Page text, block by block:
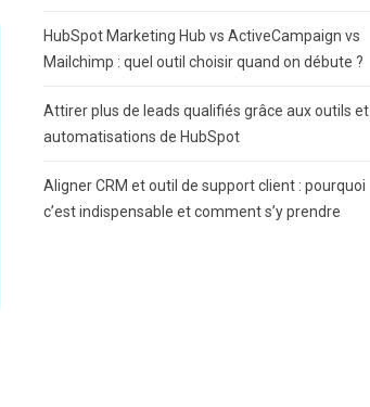
HubSpot Marketing Hub vs ActiveCampaign vs
Mailchimp : quel outil choisir quand on débute ?
Attirer plus de leads qualifiés grâce aux outils et
automatisations de HubSpot
Aligner CRM et outil de support client : pourquoi
c’est indispensable et comment s’y prendre